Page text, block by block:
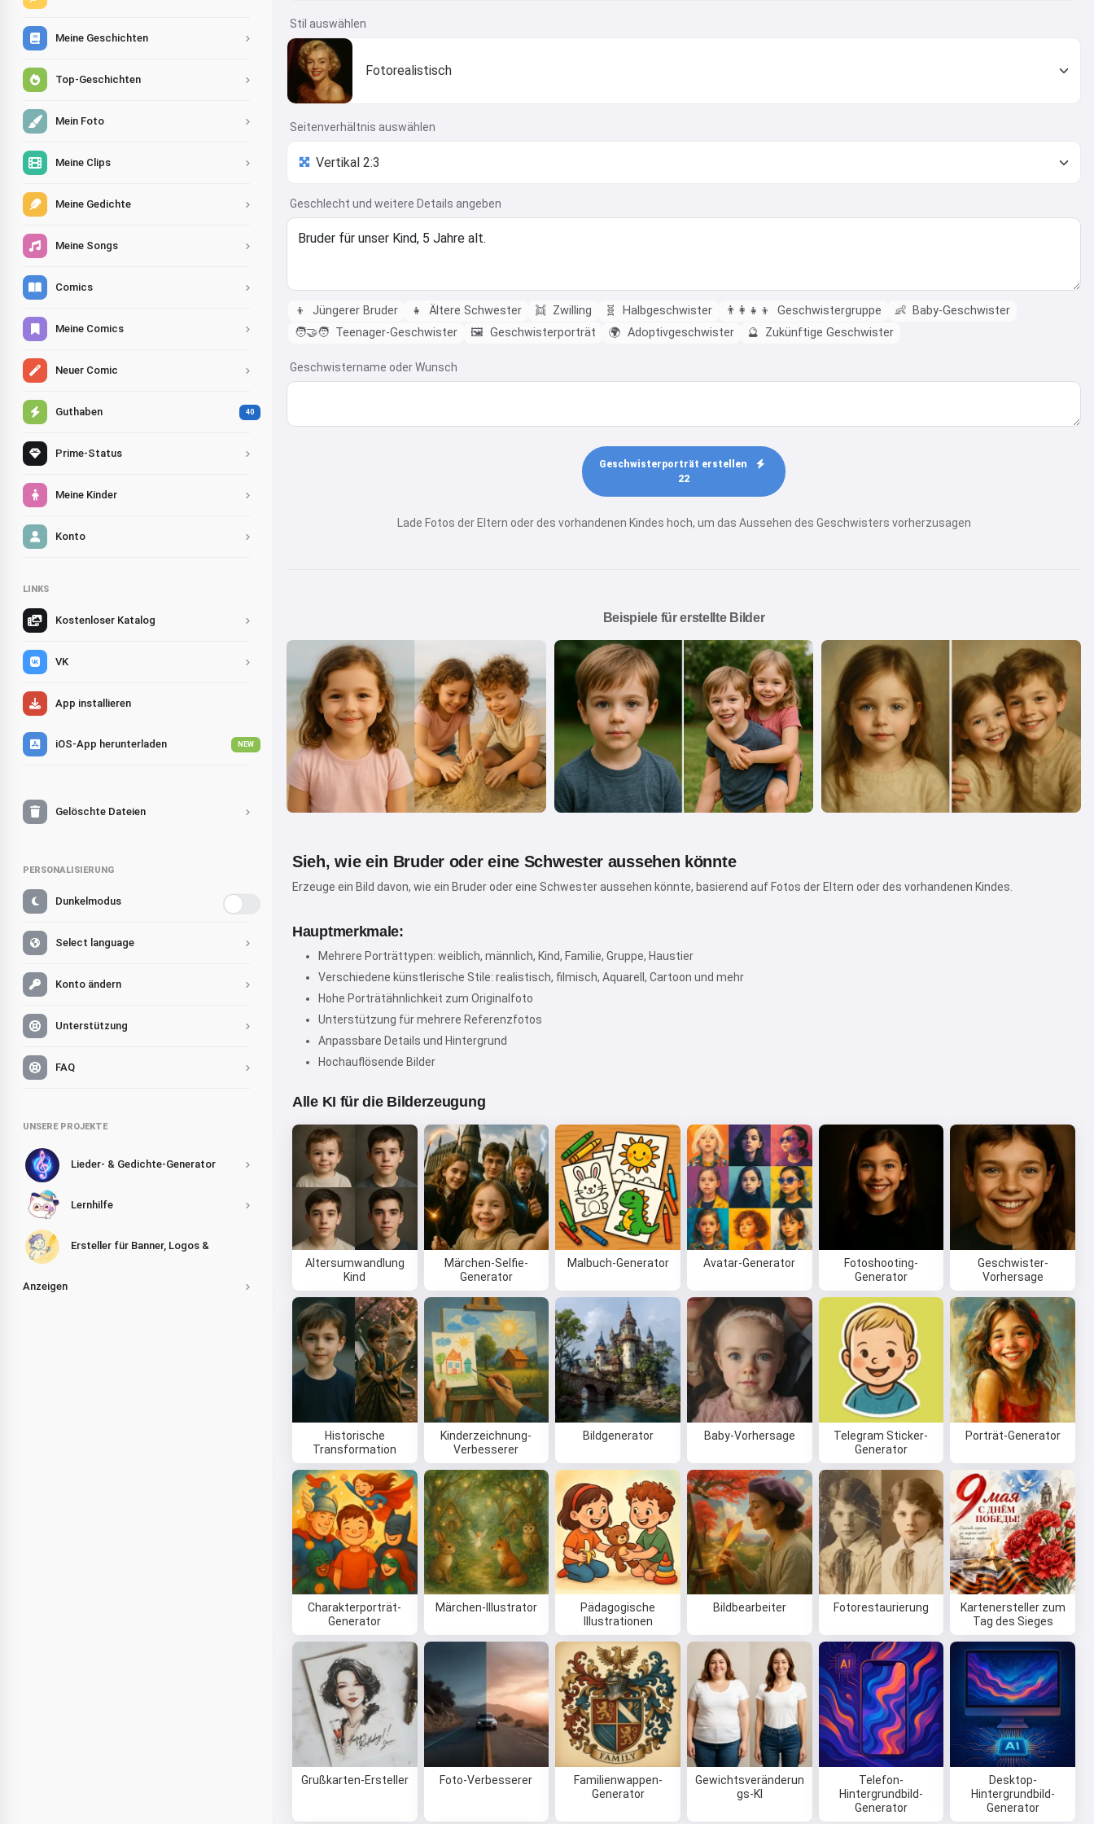
Meine Geschichten
Top-Geschichten
Mein Foto
Meine Clips
Meine Gedichte
Meine Songs
Comics
Meine Comics
Neuer Comic
Guthaben 40
Prime-Status
Meine Kinder
Konto
LINKS
Kostenloser Katalog
VK
App installieren
iOS-App herunterladen NEW
Gelöschte Dateien
PERSONALISIERUNG
Dunkelmodus
Select language
Konto ändern
Unterstützung
FAQ
UNSERE PROJEKTE
Lieder- & Gedichte-Generator
Lernhilfe
Ersteller für Banner, Logos &
Anzeigen
Stil auswählen
Fotorealistisch
Seitenverhältnis auswählen
Geschlecht und weitere Details angeben
👦 Jüngerer Bruder 👧 Ältere Schwester 👯 Zwilling 🧬 Halbgeschwister 👨‍👩‍👧‍👦 Geschwistergruppe 👶 Baby-Geschwister
🧑‍🤝‍🧑 Teenager-Geschwister 🖼️ Geschwisterporträt 🌍 Adoptivgeschwister 🔮 Zukünftige Geschwister
Geschwistername oder Wunsch
Geschwisterporträt erstellen
22
Lade Fotos der Eltern oder des vorhandenen Kindes hoch, um das Aussehen des Geschwisters vorherzusagen
Beispiele für erstellte Bilder
Sieh, wie ein Bruder oder eine Schwester aussehen könnte
Erzeuge ein Bild davon, wie ein Bruder oder eine Schwester aussehen könnte, basierend auf Fotos der Eltern oder des vorhandenen Kindes.
Hauptmerkmale:
Mehrere Porträttypen: weiblich, männlich, Kind, Familie, Gruppe, Haustier
Verschiedene künstlerische Stile: realistisch, filmisch, Aquarell, Cartoon und mehr
Hohe Porträtähnlichkeit zum Originalfoto
Unterstützung für mehrere Referenzfotos
Anpassbare Details und Hintergrund
Hochauflösende Bilder
Alle KI für die Bilderzeugung
Altersumwandlung
Kind
Märchen-Selfie-
Generator
Malbuch-Generator Avatar-Generator
Fotoshooting-
Generator
Geschwister-
Vorhersage
Historische
Transformation
Kinderzeichnung-
Verbesserer
Bildgenerator Baby-Vorhersage
Telegram Sticker-
Generator
Porträt-Generator
Charakterporträt-
Generator
Märchen-Illustrator
Pädagogische
Illustrationen
Bildbearbeiter Fotorestaurierung
Kartenersteller zum
Tag des Sieges
Grußkarten-Ersteller Foto-Verbesserer
Familienwappen-
Generator
Gewichtsveränderun
gs-KI
Telefon-
Hintergrundbild-
Generator
Desktop-
Hintergrundbild-
Generator
Ich erzähle magische
Gutenachtсказки für Ihre Kinder
Eine сказка lesen